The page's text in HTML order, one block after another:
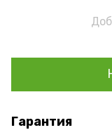
Гарантия